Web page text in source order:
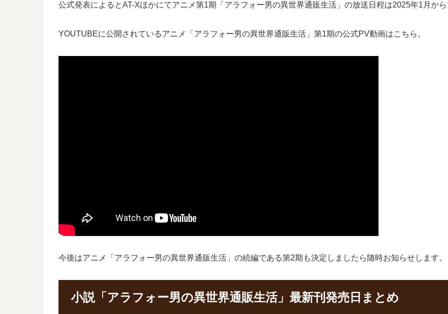
公式発表によるとAT-Xほかにてアニメ第1期「アラフォー男の異世界通販生活」の放送日程は2025年1月か
YOUTUBEに公開されているアニメ「アラフォー男の異世界通販生活」第1期の公式PV動画はこちら。
今後はアニメ「アラフォー男の異世界通販生活」の続編である第2期も決定しましたら随時お知らせします。
小説「アラフォー男の異世界通販生活」最新刊発売日まとめ